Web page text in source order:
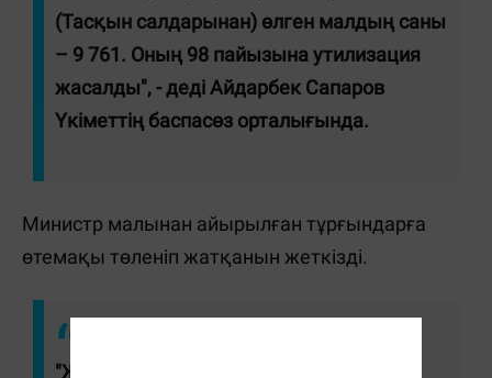
(Тасқын салдарынан) өлген малдың саны
– 9 761. Оның 98 пайызына утилизация
жасалды", - деді Айдарбек Сапаров
Үкіметтің баспасөз орталығында.
Министр малынан айырылған тұрғындарға
өтемақы төленіп жатқанын жеткізді.
"Жалпы мал шығынын өтеуге